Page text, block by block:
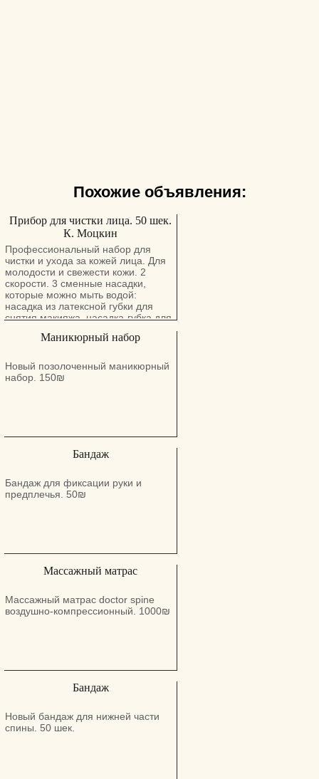
Похожие объявления:
Прибор для чистки лица. 50 шек.
К. Моцкин
Профессиональный набор для
чистки и ухода за кожей лица. Для
молодости и свежести кожи. 2
скорости. 3 сменные насадки,
которые можно мыть водой:
насадка из латексной губки для
снятия макияжа, насадка-губка для
насадка-щетка для бережной
Маникюрный набор
Новый позолоченный маникюрный
набор. 150₪
Бандаж
Бандаж для фиксации руки и
предплечья. 50₪
Массажный матрас
Массажный матрас doctor spine
воздушно-компрессионный. 1000₪
Бандаж
Новый бандаж для нижней части
спины. 50 шек.